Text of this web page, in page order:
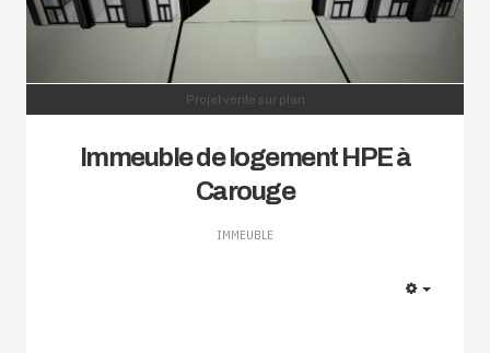
Projet vente sur plan
Immeuble de logement HPE à
Carouge
IMMEUBLE